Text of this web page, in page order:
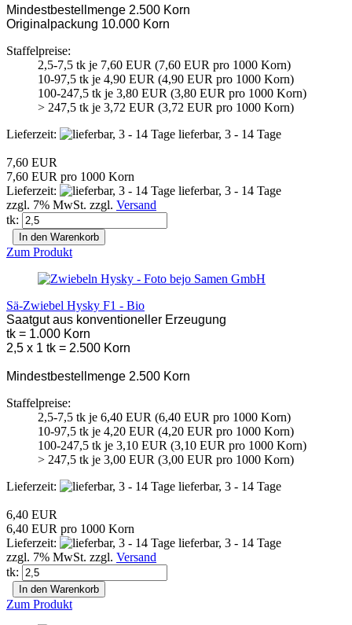
Mindestbestellmenge 2.500 Korn
Originalpackung 10.000 Korn
Staffelpreise:
2,5-7,5 tk je 7,60 EUR (7,60 EUR pro 1000 Korn)
10-97,5 tk je 4,90 EUR (4,90 EUR pro 1000 Korn)
100-247,5 tk je 3,80 EUR (3,80 EUR pro 1000 Korn)
> 247,5 tk je 3,72 EUR (3,72 EUR pro 1000 Korn)
Lieferzeit:
lieferbar, 3 - 14 Tage
7,60 EUR
7,60 EUR pro 1000 Korn
Lieferzeit:
lieferbar, 3 - 14 Tage
zzgl. 7% MwSt. zzgl. Versand
tk:
In den Warenkorb
Zum Produkt
Sä-Zwiebel Hysky F1 - Bio
Saatgut aus konventioneller Erzeugung
tk = 1.000 Korn
2,5 x 1 tk = 2.500 Korn
Mindestbestellmenge 2.500 Korn
Staffelpreise:
2,5-7,5 tk je 6,40 EUR (6,40 EUR pro 1000 Korn)
10-97,5 tk je 4,20 EUR (4,20 EUR pro 1000 Korn)
100-247,5 tk je 3,10 EUR (3,10 EUR pro 1000 Korn)
> 247,5 tk je 3,00 EUR (3,00 EUR pro 1000 Korn)
Lieferzeit:
lieferbar, 3 - 14 Tage
6,40 EUR
6,40 EUR pro 1000 Korn
Lieferzeit:
lieferbar, 3 - 14 Tage
zzgl. 7% MwSt. zzgl. Versand
tk:
In den Warenkorb
Zum Produkt